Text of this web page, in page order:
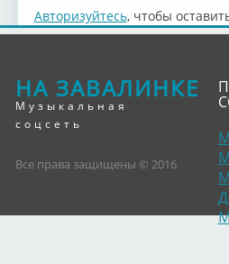
Авторизуйтесь, чтобы
НА ЗАВАЛИНКЕ
Музыкальная
соцсеть
Все права защищены © 2016